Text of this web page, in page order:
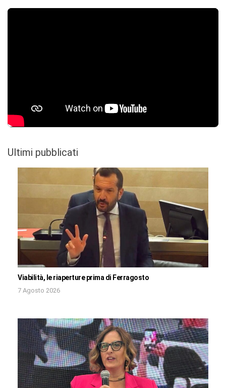
Ultimi pubblicati
Viabilità, le riaperture prima di Ferragosto
7 Agosto 2026